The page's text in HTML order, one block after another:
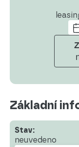
Základní
Stav:
neuvedeno